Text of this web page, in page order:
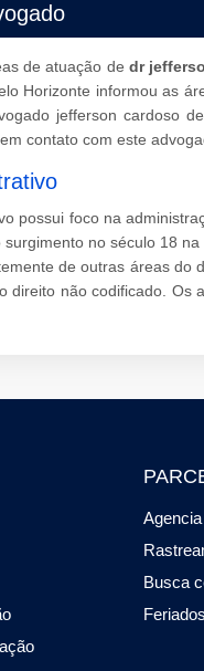
de atuação dedr
Horizonte informou as
jefferson cardoso
contato com este
possui foco na
no século 18
de outras áreas do
direito não codificado. Os
Busca
Feriados